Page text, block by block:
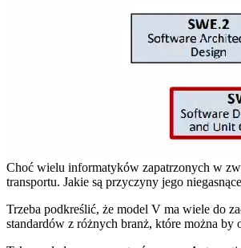
Choć wielu informatyków zapatrzonych w
transportu. Jakie są przyczyny jego
Trzeba podkreślić, że model V ma wiele do
standardów z różnych branż, które można